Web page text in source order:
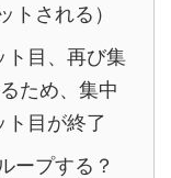
トされる）
ト目、再び集
ため、集中
目が終了
ープする？